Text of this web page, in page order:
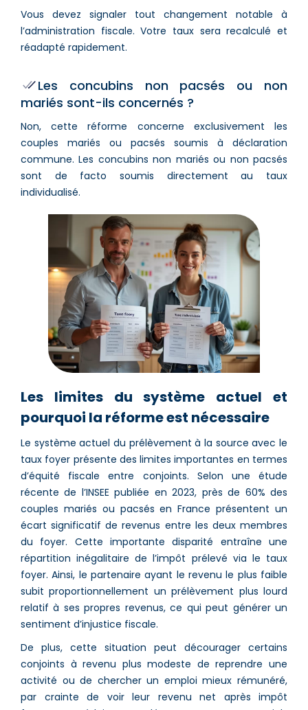
Vous devez signaler tout changement notable à
l’administration fiscale. Votre taux sera recalculé et
réadapté rapidement.
Les concubins non pacsés ou non
mariés sont-ils concernés ?
Non, cette réforme concerne exclusivement les
couples mariés ou pacsés soumis à déclaration
commune. Les concubins non mariés ou non pacsés
sont de facto soumis directement au taux
individualisé.
Les limites du système actuel et
pourquoi la réforme est nécessaire
Le système actuel du prélèvement à la source avec le
taux foyer présente des limites importantes en termes
d’équité fiscale entre conjoints. Selon une étude
récente de l’INSEE publiée en 2023, près de 60% des
couples mariés ou pacsés en France présentent un
écart significatif de revenus entre les deux membres
du foyer. Cette importante disparité entraîne une
répartition inégalitaire de l’impôt prélevé via le taux
foyer. Ainsi, le partenaire ayant le revenu le plus faible
subit proportionnellement un prélèvement plus lourd
relatif à ses propres revenus, ce qui peut générer un
sentiment d’injustice fiscale.
De plus, cette situation peut décourager certains
conjoints à revenu plus modeste de reprendre une
activité ou de chercher un emploi mieux rémunéré,
par crainte de voir leur revenu net après impôt